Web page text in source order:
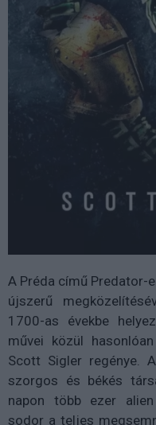
A Préda című
újszerű
1700-as évekbe
művei közül
Scott Sigler regénye.
szorgos és békés
napon több ezer
sodor a teljes